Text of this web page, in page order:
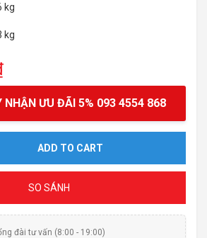
kg
kg
NHẬN ƯU ĐÃI 5% 093 4554 868
ADD TO CART
SO SÁNH
đài tư vấn (8:00 - 19:00)